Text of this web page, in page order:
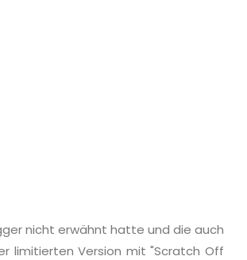
nicht erwähnt hatte und die auch
limitierten Version mit "Scratch Off